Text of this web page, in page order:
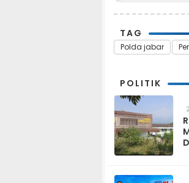
TAG
Polda jabar
POLITIK